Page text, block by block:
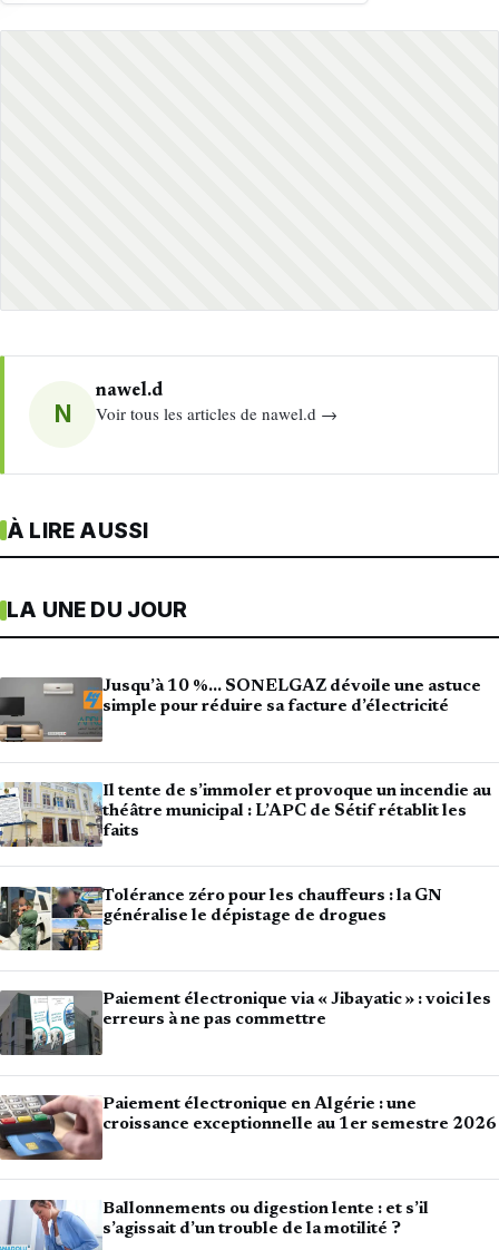
N
nawel.d
Voir tous les articles de nawel.d →
À LIRE AUSSI
LA UNE DU JOUR
Jusqu’à 10 %… SONELGAZ dévoile une astuce
simple pour réduire sa facture d’électricité
Il tente de s’immoler et provoque un incendie au
théâtre municipal : L’APC de Sétif rétablit les
faits
Tolérance zéro pour les chauffeurs : la GN
généralise le dépistage de drogues
Paiement électronique via « Jibayatic » : voici les
erreurs à ne pas commettre
Paiement électronique en Algérie : une
croissance exceptionnelle au 1er semestre 2026
Ballonnements ou digestion lente : et s’il
s’agissait d’un trouble de la motilité ?